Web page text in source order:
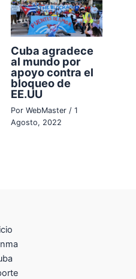
Cuba agradece
al mundo por
apoyo contra el
bloqueo de
EE.UU
Por WebMaster / 1
Agosto, 2022